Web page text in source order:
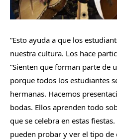
“Esto ayuda a que los
nuestra cultura. Los hace
“Sienten que forman parte de
porque todos los estudiantes
hermanas. Hacemos
bodas. Ellos aprenden todo
que se celebra en estas
pueden probar y ver el tipo de